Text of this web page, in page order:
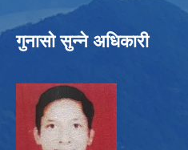
गुनासो सुन्ने अधिकारी